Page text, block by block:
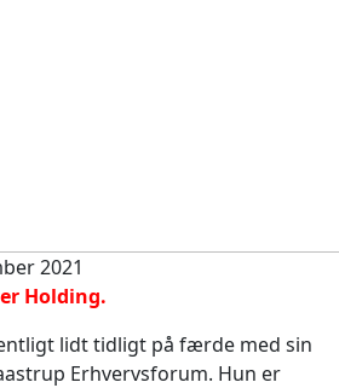
2021
Holding.
lidt tidligt på færde med sin
Erhvervsforum. Hun er